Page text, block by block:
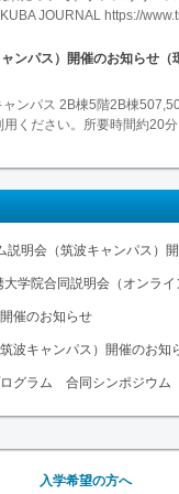
JOURNAL https://
ンパス）開催のお知らせ
ンパス 2B棟5階2B棟
ください。所要時間約20
明会（筑波キャンパス）
院合同説明会（オンライ
催のお知らせ
波キャンパス）開催のお知
グラム 合同シンポジウム
入学希望の方へ